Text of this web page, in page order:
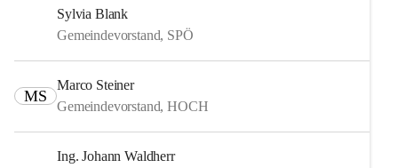
Sylvia Blank
Gemeindevorstand, SPÖ
MS
Marco Steiner
Gemeindevorstand, HOCH
Ing. Johann Waldherr